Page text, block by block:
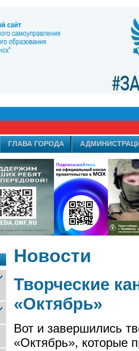
ГЛАВА ГОРОДА
Новости
Творческие
«Октябрь»
Вот и завершились
«Октябрь», которые